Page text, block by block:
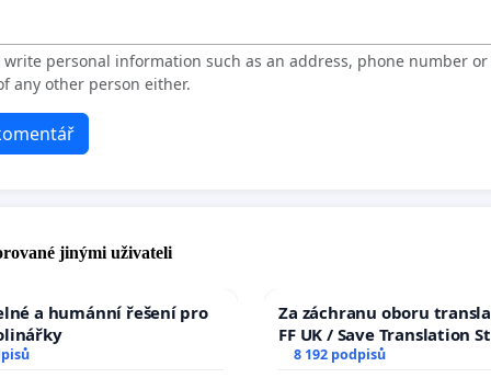
write personal information such as an address, phone number
any other person either.
jinými uživateli
a humánní řešení pro
Za záchranu oboru
FF UK / Save Translation
the Faculty of Arts,
8 192 podpisů